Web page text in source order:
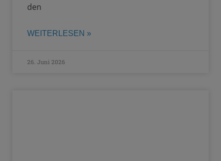
den
WEITERLESEN »
26. Juni 2026